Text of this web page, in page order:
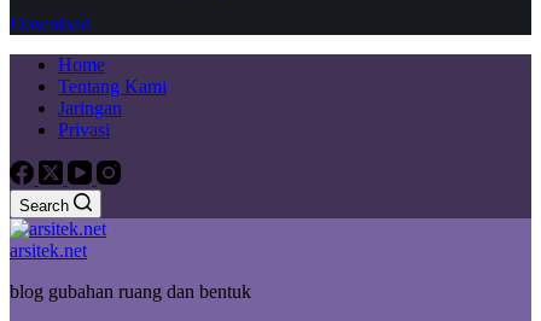
Download
Home
Tentang Kami
Jaringan
Privasi
Search
arsitek.net
blog gubahan ruang dan bentuk